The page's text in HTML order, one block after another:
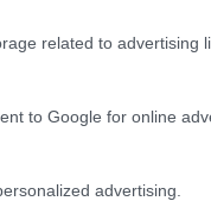
related to advertising
to Google for online
advertising.
persone
riferito da più
a bordo. Ieri i
che hanno